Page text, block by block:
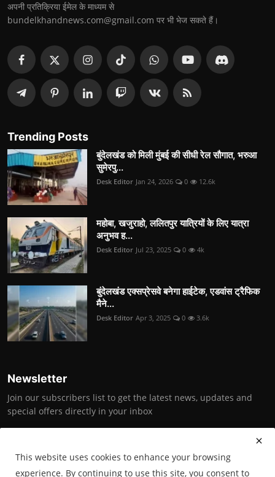
अपनी प्रतिक्रिया ईमेल के माध्यम से
bundelkhandnews.com@gmail.com पर भी भेज सकते हैं।
Trending Posts
बुंदेलखंड को मिली मुंबई की सीधी रेल सौगात, भरुआ
सुमेरपु...
Desk Editor Jan 24, 2026 0 12.6k
महोबा, खजुराहो, ललितपुर यात्रियों के लिए यात्रा
अनुभव ह...
Desk Editor Jul 23, 2025 0 4k
बुंदेलखंड एक्सप्रेसवे बनेगा हाईटेक, एडवांस ट्रैफिक
मैने...
Desk Editor Apr 3, 2025 0 3.6k
Newsletter
Join our subscribers list to get the latest news, updates and
special offers directly in your inbox
Subscribe
This website uses cookies to enhance your browsing
experience. By continuing to use this site, you consent to